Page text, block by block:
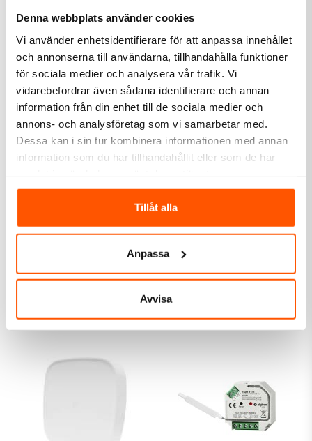
Denna webbplats använder cookies
Vi använder enhetsidentifierare för att anpassa innehållet
och annonserna till användarna, tillhandahålla funktioner
för sociala medier och analysera vår trafik. Vi
vidarebefordrar även sådana identifierare och annan
information från din enhet till de sociala medier och
annons- och analysföretag som vi samarbetar med.
Dessa kan i sin tur kombinera informationen med annan
information som du har tillhandahållit eller som de har
Tillåt alla
Anpassa
Avvisa
LÄGG I VARUKORG
I webblager: 49 st
LÄGG I VARUKORG
I webblager: 72 st
Namron Zigbee Smart
2 av 2 varianter I webblager
Namron Zigbee
219,00 kr
I webblager: 10 st